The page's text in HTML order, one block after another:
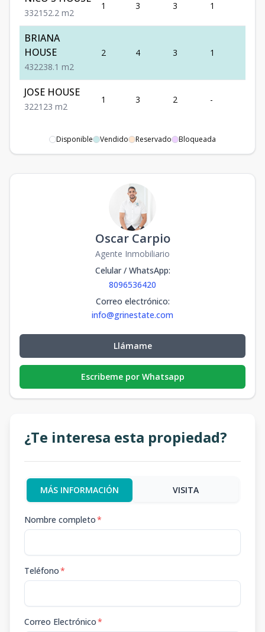
332152.2 m2
1 3 3 1
BRIANA
HOUSE
432238.1 m2
2 4 3 1
JOSE HOUSE
322123 m2
1 3 2 -
Disponible Vendido Reservado Bloqueada
Oscar Carpio
Agente Inmobiliario
Celular / WhatsApp:
8096536420
Correo electrónico:
info@grinestate.com
Llámame
Escribeme por Whatsapp
¿Te interesa esta propiedad?
MÁS INFORMACIÓN VISITA
Nombre completo*
Teléfono*
Correo Electrónico*